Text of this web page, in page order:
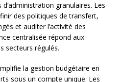
granulaires. Les
des politiques de transfert,
et auditer l’activité des
centralisée répond aux
secteurs régulés.
la gestion budgétaire en
sous un compte unique. Les